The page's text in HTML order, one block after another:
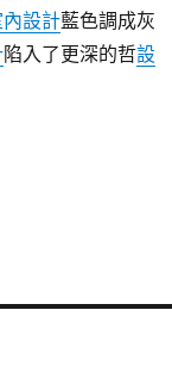
設計藍色調成灰
陷入了更深的哲設